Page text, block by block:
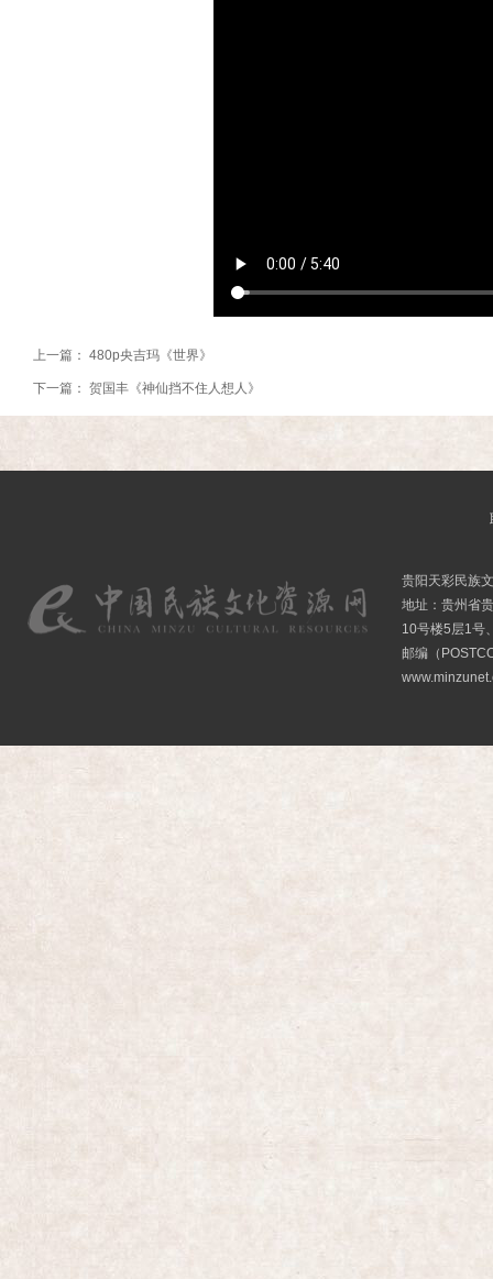
上一篇： 480p央吉玛《世界》
下一篇： 贺国丰《神仙挡不住人想人》
贵阳天彩民族
地址：贵州省
10号楼5层1号
邮编（